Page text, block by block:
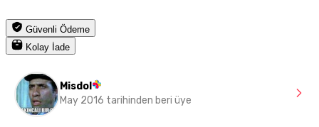
Güvenli Ödeme
Kolay İade
Misdol
May 2016 tarihinden beri üye